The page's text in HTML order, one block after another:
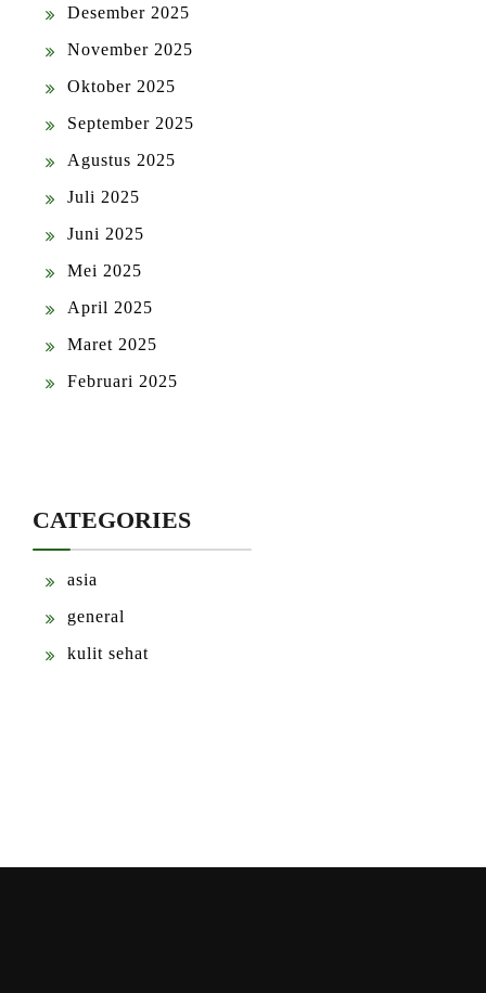
Desember 2025
November 2025
Oktober 2025
September 2025
Agustus 2025
Juli 2025
Juni 2025
Mei 2025
April 2025
Maret 2025
Februari 2025
CATEGORIES
asia
general
kulit sehat